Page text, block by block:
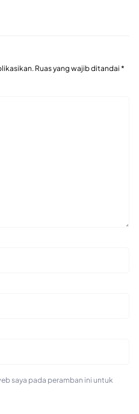
Ruas yang wajib ditandai *
saya pada peramban ini untuk